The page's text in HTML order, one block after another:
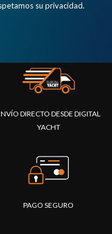
su privacidad.
DIRECTO DESDE DIGITAL
YACHT
PAGO SEGURO